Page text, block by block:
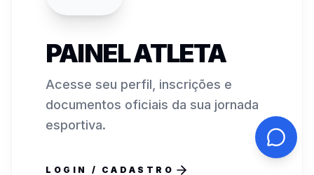
PAINEL ATLETA
Acesse seu perfil, inscrições e
documentos oficiais da sua jornada
esportiva.
LOGIN / CADASTRO